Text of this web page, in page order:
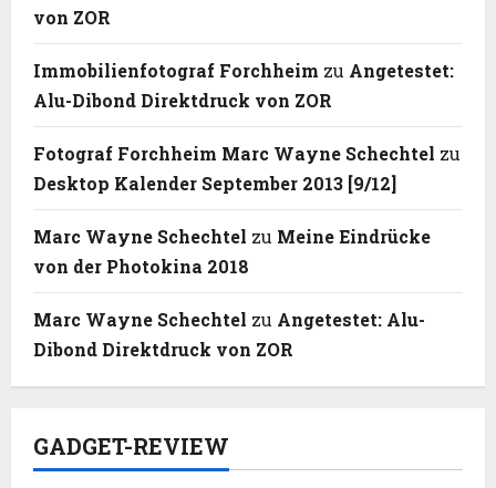
von ZOR
Immobilienfotograf Forchheim zu Angetestet:
Alu-Dibond Direktdruck von ZOR
Fotograf Forchheim Marc Wayne Schechtel zu
Desktop Kalender September 2013 [9/12]
Marc Wayne Schechtel zu Meine Eindrücke
von der Photokina 2018
Marc Wayne Schechtel zu Angetestet: Alu-
Dibond Direktdruck von ZOR
GADGET-REVIEW